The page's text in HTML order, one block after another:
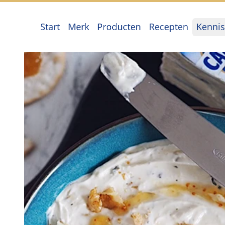
Start Merk Producten Recepten Kennis